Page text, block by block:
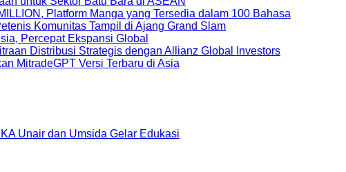
Platform Manga yang Tersedia dalam 100 Bahasa
Komunitas Tampil di Ajang Grand Slam
Percepat Ekspansi Global
Distribusi Strategis dengan Allianz Global Investors
MitradeGPT Versi Terbaru di Asia
Unair dan Umsida Gelar Edukasi